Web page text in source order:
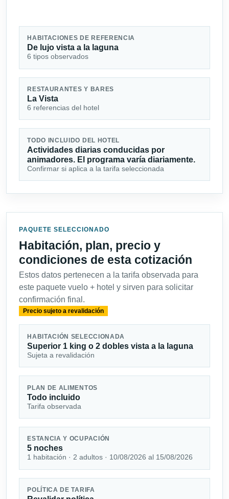
HABITACIONES DE REFERENCIA
De lujo vista a la laguna
6 tipos observados
RESTAURANTES Y BARES
La Vista
6 referencias del hotel
TODO INCLUIDO DEL HOTEL
Actividades diarias conducidas por
animadores. El programa varía diariamente.
Confirmar si aplica a la tarifa seleccionada
PAQUETE SELECCIONADO
Habitación, plan, precio y
condiciones de esta cotización
Estos datos pertenecen a la tarifa observada para
este paquete vuelo + hotel y sirven para solicitar
confirmación final.
Precio sujeto a revalidación
HABITACIÓN SELECCIONADA
Superior 1 king o 2 dobles vista a la laguna
Sujeta a revalidación
PLAN DE ALIMENTOS
Todo incluido
Tarifa observada
ESTANCIA Y OCUPACIÓN
5 noches
1 habitación · 2 adultos · 10/08/2026 al 15/08/2026
POLÍTICA DE TARIFA